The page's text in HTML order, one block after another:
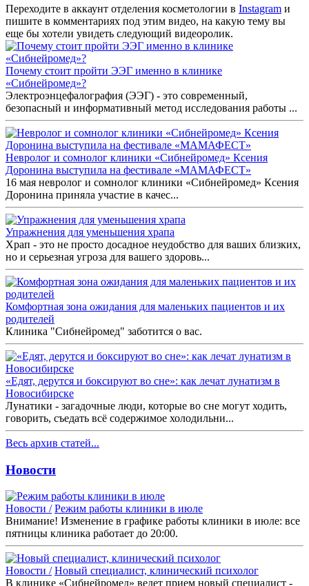
Переходите в аккаунт отделения косметологии в Instagram и
пишите в комментариях под этим видео, на какую тему вы
еще бы хотели увидеть следующий видеоролик.
Почему стоит пройти ЭЭГ именно в клинике
«Сибнейромед»?
Электроэнцефалография (ЭЭГ) - это современный,
безопасный и информативный метод исследования работы ...
Невролог и сомнолог клиники «Сибнейромед» Ксения
Доронина выступила на фестивале «МАМАФЕСТ»
16 мая невролог и сомнолог клиники «Сибнейромед» Ксения
Доронина приняла участие в качес...
Упражнения для уменьшения храпа
Храп - это не просто досадное неудобство для ваших близких,
но и серьезная угроза для вашего здоровь...
Комфортная зона ожидания для маленьких пациентов и их
родителей
Клиника "Сибнейромед" заботится о вас.
«Едят, дерутся и боксируют во сне»: как лечат лунатизм в
Новосибирске
Лунатики - загадочные люди, которые во сне могут ходить,
говорить, съедать всё содержимое холодильни...
Весь архив статей...
Новости
Новости / Режим работы клиники в июле
Внимание! Изменение в графике работы клиники в июле: все
пятницы клиника работает до 20:00.
Новости / Новый специалист, клинический психолог
В клинике «Сибнейромед» ведет прием новый специалист -